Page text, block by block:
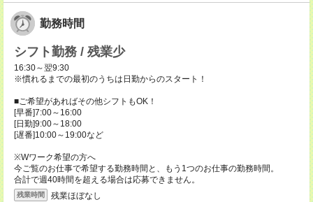
勤務時間
シフト勤務 / 残業少
16:30～翌9:30
※慣れるまでの最初のうちは日勤からのスタート！
■ご希望があればその他シフトもOK！
[早番]7:00～16:00
[日勤]9:00～18:00
[遅番]10:00～19:00など
※Wワーク希望の方へ
今ご覧のお仕事で希望する勤務時間と、もう1つのお仕事の勤務時間。
合計で週40時間を超える場合は応募できません。
残業時間 残業ほぼなし